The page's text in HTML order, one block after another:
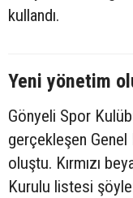
kullandı.
Yeni yönetim
Gönyeli Spor
gerçekleşen Genel
oluştu. Kırmızı
Kurulu listesi